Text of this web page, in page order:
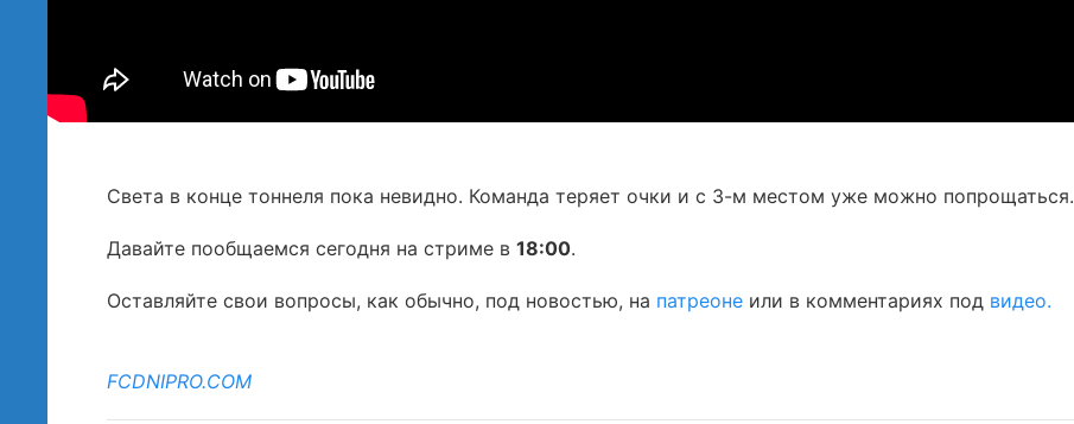
Света в конце тоннеля пока невидно. Команда теряет очки и с 3-м местом уже можно попрощаться.
Давайте пообщаемся сегодня на стриме в 18:00.
Оставляйте свои вопросы, как обычно, под новостью, на патреоне или в комментариях под видео.
FCDNIPRO.COM